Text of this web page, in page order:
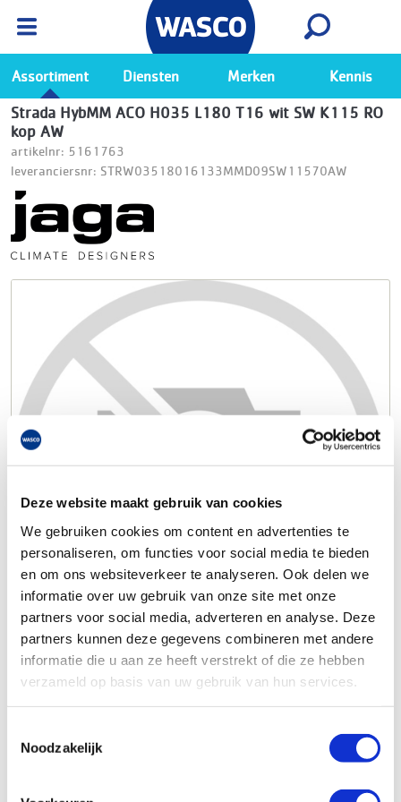
Deze website maakt gebruik van cookies
We gebruiken cookies om content en advertenties te
personaliseren, om functies voor social media te bieden
en om ons websiteverkeer te analyseren. Ook delen we
informatie over uw gebruik van onze site met onze
partners voor social media, adverteren en analyse. Deze
partners kunnen deze gegevens combineren met andere
informatie die u aan ze heeft verstrekt of die ze hebben
verzameld op basis van uw gebruik van hun services.
Noodzakelijk
Ga naar de Wasco app
Bekijk
Assortiment Diensten Merken Kennis
Strada HybMM ACO H035 L180 T16 wit SW K115 RO
kop AW
artikelnr: 5161763
leveranciersnr: STRW03518016133MMD09SW11570AW